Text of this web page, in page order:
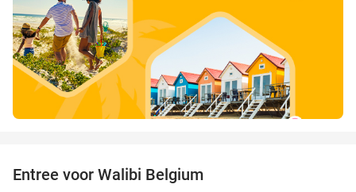
Entree voor Walibi Belgium